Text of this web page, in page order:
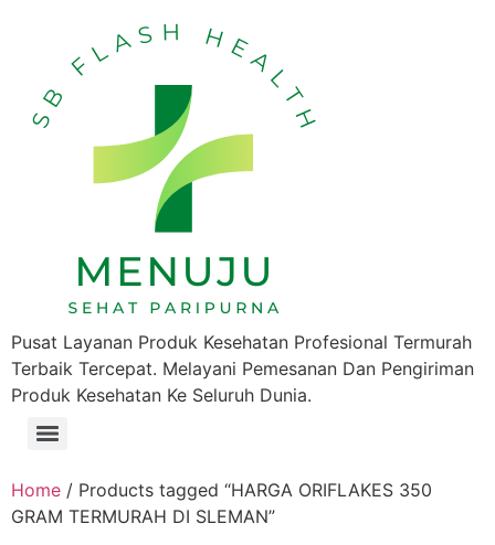
Pusat Layanan Produk Kesehatan Profesional Termurah
Terbaik Tercepat. Melayani Pemesanan Dan Pengiriman
Produk Kesehatan Ke Seluruh Dunia.
Home / Products tagged “HARGA ORIFLAKES 350
GRAM TERMURAH DI SLEMAN”